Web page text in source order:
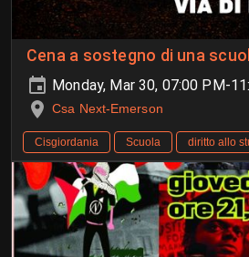
Cena a sostegno di una
Monday, Mar 30, 07:00 PM-
Csa Next-Emerson
Cisgiordania Scuola diritto allo